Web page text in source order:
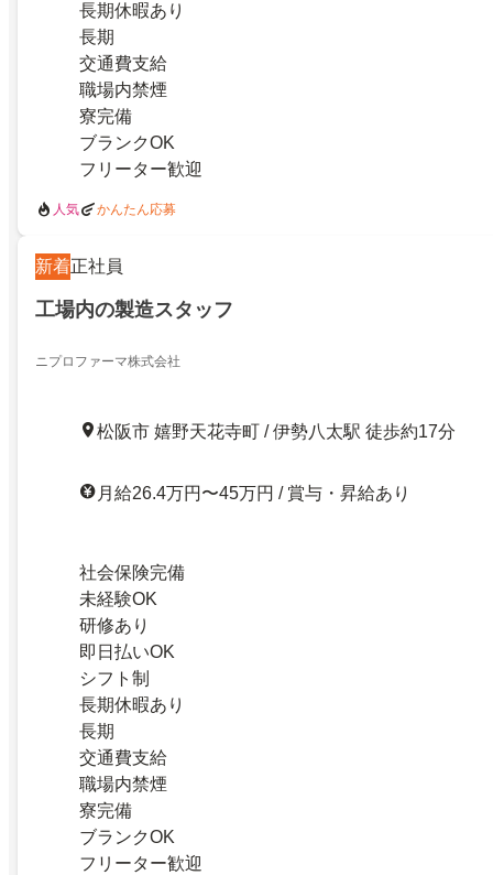
長期休暇あり
長期
交通費支給
職場内禁煙
寮完備
ブランクOK
フリーター歓迎
人気 かんたん応募
新着正社員
工場内の製造スタッフ
ニプロファーマ株式会社
松阪市 嬉野天花寺町 / 伊勢八太駅 徒歩約17分
月給26.4万円〜45万円 / 賞与・昇給あり
社会保険完備
未経験OK
研修あり
即日払いOK
シフト制
長期休暇あり
長期
交通費支給
職場内禁煙
寮完備
ブランクOK
フリーター歓迎